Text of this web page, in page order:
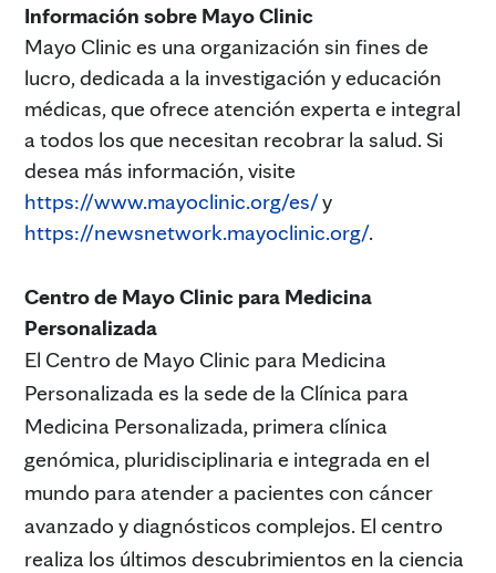
Información sobre Mayo Clinic
Mayo Clinic es una organización sin fines de
lucro, dedicada a la investigación y educación
médicas, que ofrece atención experta e integral
a todos los que necesitan recobrar la salud. Si
desea más información, visite
https://www.mayoclinic.org/es/y
https://newsnetwork.mayoclinic.org/.
Centro de Mayo Clinic para Medicina
Personalizada
El Centro de Mayo Clinic para Medicina
Personalizada es la sede de la Clínica para
Medicina Personalizada, primera clínica
genómica, pluridisciplinaria e integrada en el
mundo para atender a pacientes con cáncer
avanzado y diagnósticos complejos. El centro
realiza los últimos descubrimientos en la ciencia